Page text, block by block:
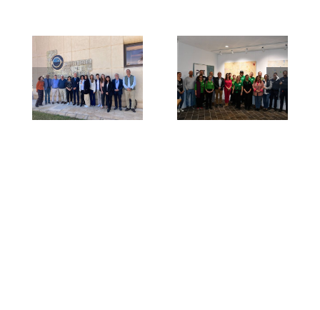
Puertos
del
CMMA
celebrado
donde